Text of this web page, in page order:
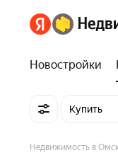
Новостройки
Купить
Недвижимость в